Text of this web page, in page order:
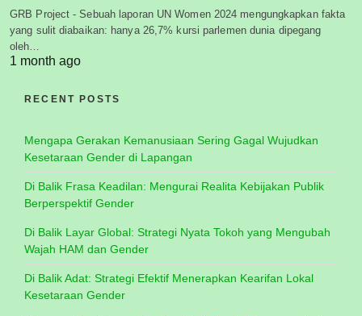
GRB Project - Sebuah laporan UN Women 2024 mengungkapkan fakta
yang sulit diabaikan: hanya 26,7% kursi parlemen dunia dipegang
oleh…
1 month ago
RECENT POSTS
Mengapa Gerakan Kemanusiaan Sering Gagal Wujudkan
Kesetaraan Gender di Lapangan
Di Balik Frasa Keadilan: Mengurai Realita Kebijakan Publik
Berperspektif Gender
Di Balik Layar Global: Strategi Nyata Tokoh yang Mengubah
Wajah HAM dan Gender
Di Balik Adat: Strategi Efektif Menerapkan Kearifan Lokal
Kesetaraan Gender